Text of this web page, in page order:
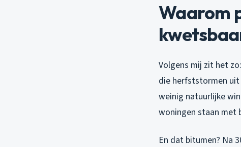
Waarom
Volgens mij zit het
die herfststormen uit
weinig natuurlijke
woningen staan met
En dat bitumen? Na